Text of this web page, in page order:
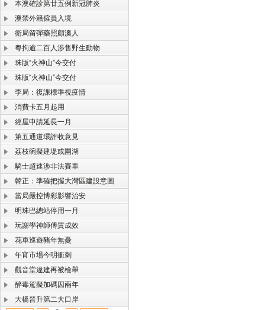
本澳確診第廿五例新冠肺炎
澳禁外籍僱員入境
衛局留彈藥照顧澳人
粵拘逾二百人涉售野生動物
珠版“火神山”今交付
珠版“火神山”今交付
李局：復課標準視疫情
消費卡五月起用
經屋申請延長一月
第五通道環評收意見
荔枝碗擬建堤或圍湖
騎士超速涉非法賽車
韓正：準確把握大灣區建設意圖
當局嚴控博彩影響治安
明珠巴總站停用一月
玩謝學神師傅質成效
花車巡遊豬年無憂
年宵市場今明衝刺
觀音堂違建再被檢舉
醉毒駕擬加碼囚兩年
大橋晉升第二大口岸